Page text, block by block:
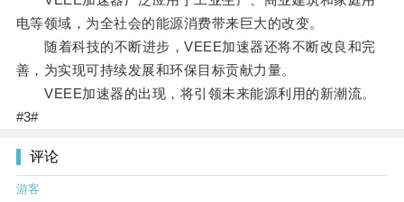
电等领域，为全社会的能源消费带来巨大的改变。
随着科技的不断进步，VEEE加速器还将不断改良和完
善，为实现可持续发展和环保目标贡献力量。
VEEE加速器的出现，将引领未来能源利用的新潮流。
#3#
评论
游客